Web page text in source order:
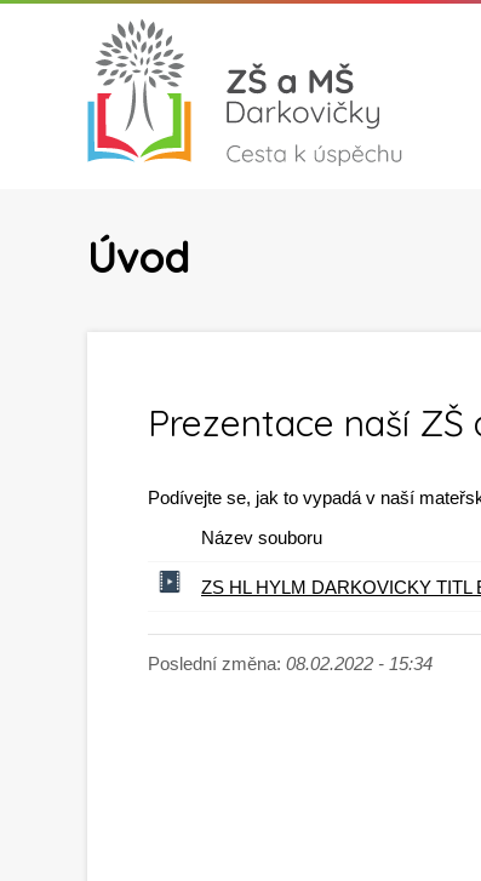
Úvod
Prezentace naší ZŠ
Podívejte se, jak to vypadá v naší
Název souboru
ZS HL HYLM DARKOVICKY
Poslední změna: 08.02.2022 - 15:34